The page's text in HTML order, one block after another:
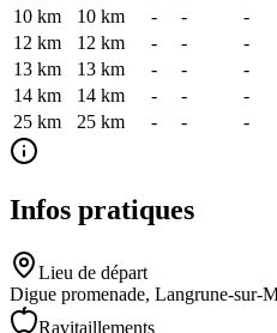
10 km
10 km - - -
12 km
12 km - - -
13 km
13 km - - -
14 km
14 km - - -
25 km
25 km - - -
Infos pratiques
Lieu de départ
Digue promenade, Langrune-sur-
Ravitaillements